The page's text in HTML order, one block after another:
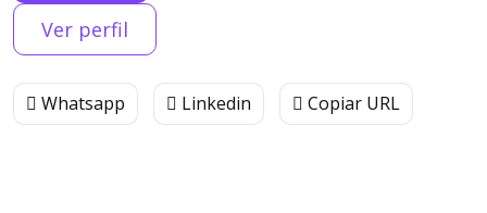
Ver perfil
Whatsapp Linkedin Copiar URL